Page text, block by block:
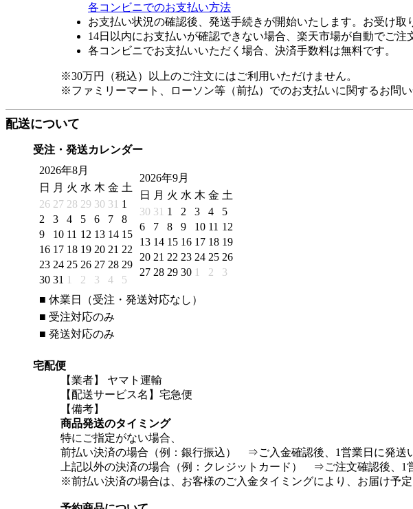
各コンビニでのお支払い方法
お支払い状況の確認後、発送手続きが開始いたします。お受け
14日以内にお支払いが確認できない場合、楽天市場が自動でご注
各コンビニでお支払いいただく場合、決済手数料は無料です。
※30万円（税込）以上のご注文にはご利用いただけません。
※ファミリーマート、ローソン等（前払）でのお支払いに関するお問
配送について
受注・発送カレンダー
2026年8月
日
月 火 水 木 金 土
26 27 28 29 30 31 1
2
3 4 5 6 7
8
9
10 11 12 13 14 15
16 17 18 19 20 21 22
23 24 25 26 27 28 29
30 31 1 2 3 4 5
2026年9月
日
月 火 水 木 金 土
30 31 1 2 3 4
5
6
7 8 9 10 11 12
13 14 15 16 17 18 19
20 21 22 23 24 25 26
27 28 29 30 1 2 3
■ 休業日（受注・発送対応なし）
■ 受注対応のみ
■ 発送対応のみ
宅配便
【業者】 ヤマト運輸
【配送サービス名】宅急便
【備考】
商品発送のタイミング
特にご指定がない場合、
前払い決済の場合（例：銀行振込） ⇒ご入金確認後、1営業日に発送
上記以外の決済の場合（例：クレジットカード） ⇒ご注文確認後、1
※前払い決済の場合は、お客様のご入金タイミングにより、お届け予定